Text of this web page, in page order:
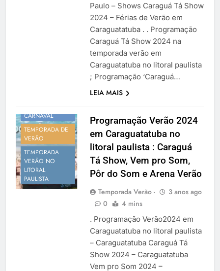
Paulo – Shows Caraguá Tá Show
2024 – Férias de Verão em
Caraguatatuba . . Programação
Caraguá Tá Show 2024 na
temporada verão em
Caraguatatuba no litoral paulista
; Programação ‘Caraguá…
LEIA MAIS
CARNAVAL
TEMPORADA DE
VERÃO
TEMPORADA
VERÃO NO
LITORAL
PAULISTA
Programação Verão 2024
em Caraguatatuba no
litoral paulista : Caraguá
Tá Show, Vem pro Som,
Pôr do Som e Arena Verão
Temporada Verão -
3 anos ago
0
4 mins
. Programação Verão2024 em
Caraguatatuba no litoral paulista
– Caraguatatuba Caraguá Tá
Show 2024 – Caraguatatuba
Vem pro Som 2024 –